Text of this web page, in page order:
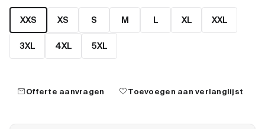
XXS XS S M L XL XXL
3XL 4XL 5XL
mailOfferte aanvragen favoriteToevoegen aan verlanglijst